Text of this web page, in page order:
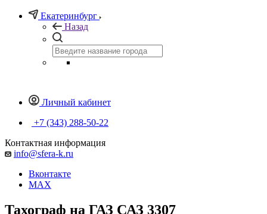
Екатеринбург
Назад
Личный кабинет
+7 (343) 288-50-22
Контактная информация
info@sfera-k.ru
Вконтакте
MAX
Тахограф на ГАЗ САЗ 3307